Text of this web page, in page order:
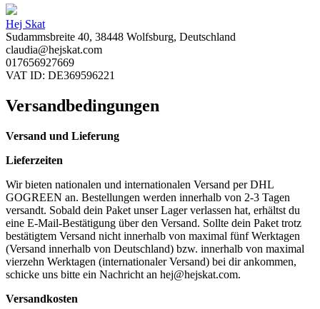
Hej Skat
Sudammsbreite 40, 38448 Wolfsburg, Deutschland
claudia@hejskat.com
017656927669
VAT ID: DE369596221
Versandbedingungen
Versand und Lieferung
Lieferzeiten
Wir bieten nationalen und internationalen Versand per DHL
GOGREEN an. Bestellungen werden innerhalb von 2-3 Tagen
versandt. Sobald dein Paket unser Lager verlassen hat, erhältst du
eine E-Mail-Bestätigung über den Versand. Sollte dein Paket trotz
bestätigtem Versand nicht innerhalb von maximal fünf Werktagen
(Versand innerhalb von Deutschland) bzw. innerhalb von maximal
vierzehn Werktagen (internationaler Versand) bei dir ankommen,
schicke uns bitte ein Nachricht an hej@hejskat.com.
Versandkosten